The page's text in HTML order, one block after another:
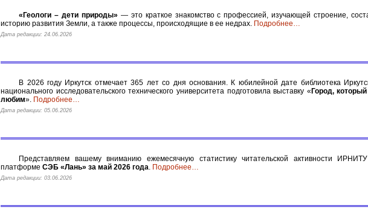
«Геологи – дети природы» — это краткое знакомство с профессией, изучающей строение,
историю развития Земли, а также процессы, происходящие в ее недрах. Подробнее…
Дата редакции: 24.06.2026
В 2026 году Иркутск отмечает 365 лет со дня основания. К юбилейной дате библиотека
национального исследовательского технического университета подготовила выставку « Город,
любим». Подробнее…
Дата редакции: 05.06.2026
Представляем вашему вниманию ежемесячную статистику читательской активности
платформе СЭБ «Лань» за май 2026 года. Подробнее…
Дата редакции: 03.06.2026